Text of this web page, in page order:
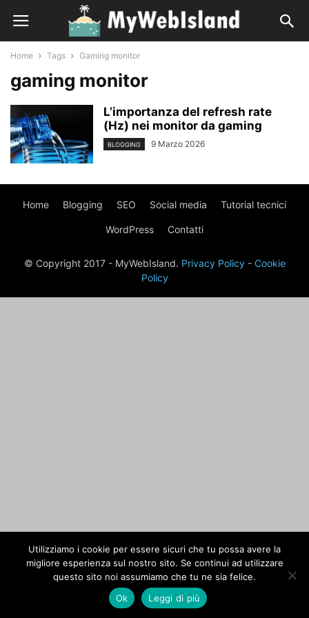
Home Tags Gaming monitor
gaming monitor
L’importanza del refresh rate
(Hz) nei monitor da gaming
BLOGGING 9 Marzo 2026
Home Blogging SEO Social media Tutorial tecnici
WordPress Contatti
© Copyright 2017 - MyWebIsland. Privacy Policy- Cookie
Policy
Utilizziamo i cookie per essere sicuri che tu possa avere la
migliore esperienza sul nostro sito. Se continui ad utilizzare
questo sito noi assumiamo che tu ne sia felice.
Ok
Leggi di più